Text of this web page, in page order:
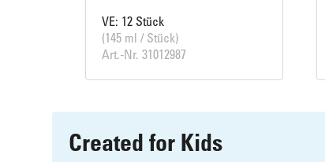
VE: 12 Stück
(145 ml / Stück)
Art.-Nr. 31012987
Created for Kids